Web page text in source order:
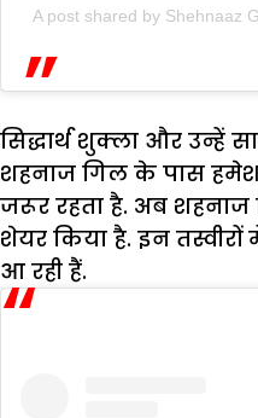
A post shared by Shehnaaz
सिद्धार्थ शुक्ला और उन्हें
शहनाज गिल के पास
जरूर रहता है. अब
शेयर किया है. इन
आ रही हैं.